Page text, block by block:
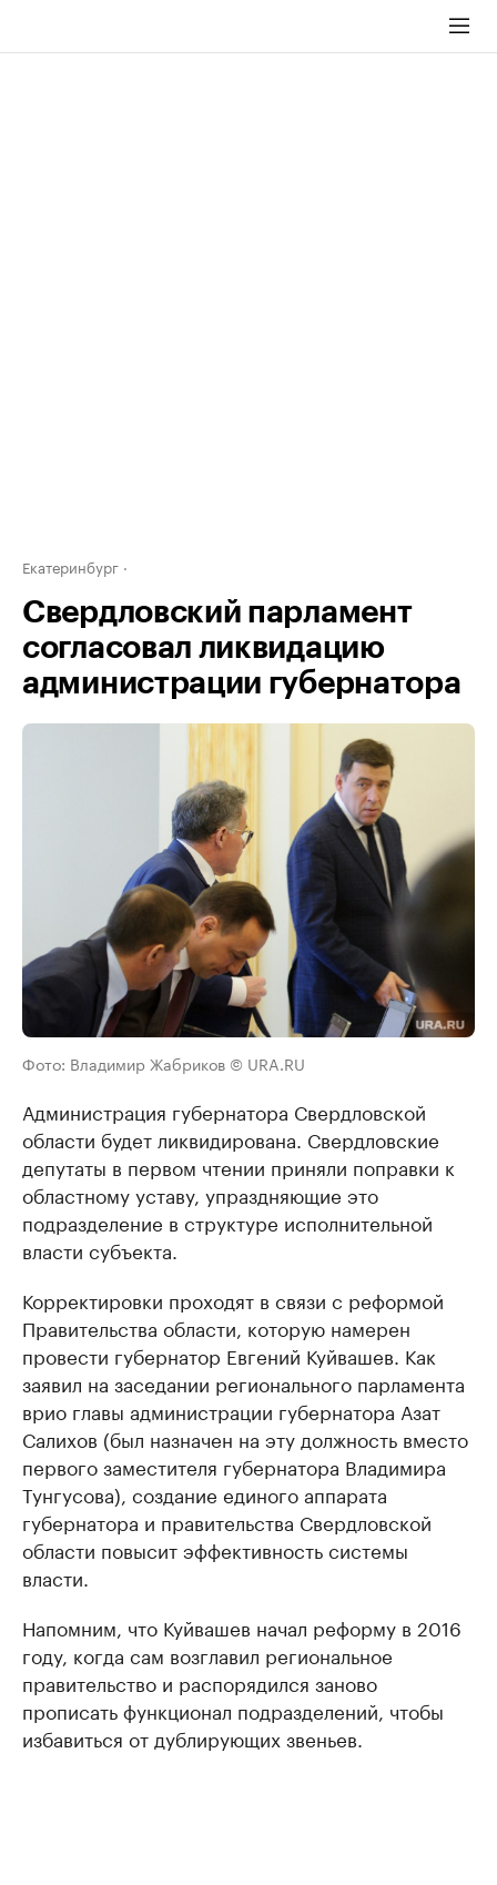
Екатеринбург
Свердловский парламент
согласовал ликвидацию
администрации губернатора
Фото: Владимир Жабриков © URA.RU
Администрация губернатора Свердловской
области будет ликвидирована. Свердловские
депутаты в первом чтении приняли поправки к
областному уставу, упраздняющие это
подразделение в структуре исполнительной
власти субъекта.
Корректировки проходят в связи с реформой
Правительства области, которую намерен
провести губернатор Евгений Куйвашев. Как
заявил на заседании регионального парламента
врио главы администрации губернатора Азат
Салихов (был назначен на эту должность вместо
первого заместителя губернатора Владимира
Тунгусова), создание единого аппарата
губернатора и правительства Свердловской
области повысит эффективность системы
власти.
Напомним, что Куйвашев начал реформу в 2016
году, когда сам возглавил региональное
правительство и распорядился заново
прописать функционал подразделений, чтобы
избавиться от дублирующих ​звеньев.​